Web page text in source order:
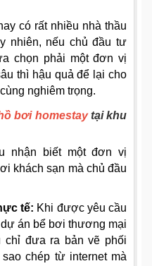
có rất nhiều nhà thầu
nhiên, nếu chủ đầu tư
chọn phải một đơn vị
thì hậu quả để lại cho
nghiêm trọng.
bơi homestay tại khu
nhận biết một đơn vị
khách sạn mà chủ đầu
tế: Khi được yêu cầu
án bể bơi thương mại
chỉ đưa ra bản vẽ phối
chép từ internet mà